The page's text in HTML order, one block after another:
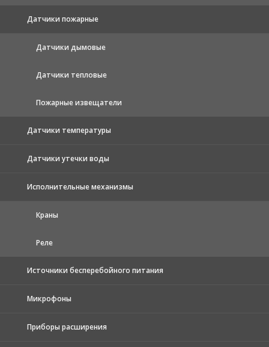
Датчики пожарные
Датчики дымовые
Датчики тепловые
Пожарные извещатели
Датчики температуры
Датчики утечки воды
Исполнительные механизмы
Краны
Реле
Источники бесперебойного питания
Микрофоны
Приборы расширения